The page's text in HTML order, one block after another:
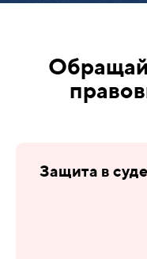
Защита в суде